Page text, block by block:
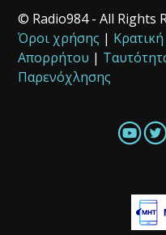
© Radio984 - All Rights
Όροι χρήσης |
Απορρήτου |
Παρενόχλησης